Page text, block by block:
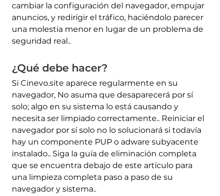
cambiar la configuración del navegador, empujar
anuncios, y redirigir el tráfico, haciéndolo parecer
una molestia menor en lugar de un problema de
seguridad real..
¿Qué debe hacer?
Si Cinevo.site aparece regularmente en su
navegador, No asuma que desaparecerá por sí
solo; algo en su sistema lo está causando y
necesita ser limpiado correctamente.. Reiniciar el
navegador por sí solo no lo solucionará si todavía
hay un componente PUP o adware subyacente
instalado.. Siga la guía de eliminación completa
que se encuentra debajo de este artículo para
una limpieza completa paso a paso de su
navegador y sistema..
Descargar
Herramienta de